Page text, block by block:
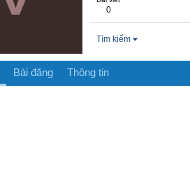
0
Tìm kiếm
Bài đăng Thông tin